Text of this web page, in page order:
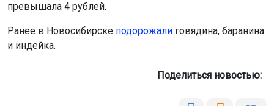
превышала 4 рублей.
Ранее в Новосибирске подорожали говядина, баранина
и индейка.
Поделиться новостью: